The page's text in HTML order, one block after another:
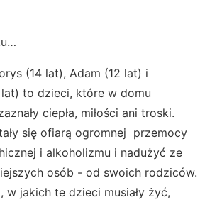
(14 lat), Adam (12 lat) i
lat) to dzieci, które w domu
ciepła, miłości ani troski.
się ofiarą ogromnej przemocy
i alkoholizmu i nadużyć ze
osób - od swoich rodziców.
w jakich te dzieci musiały żyć,